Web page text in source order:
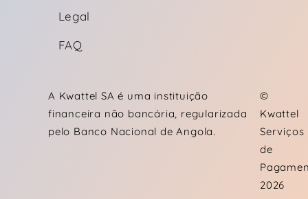
Legal
FAQ
A Kwattel SA é uma instituição
financeira não bancária, regularizada
pelo Banco Nacional de Angola.
©
Kwattel
Serviços
de
2026